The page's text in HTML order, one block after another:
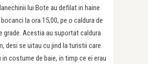
lui Bote au defilat in haine
la ora 15,00, pe o caldura de
grade. Acestia au suportat caldura
desi se uitau cu jind la turistii care
in costume de baie, in timp ce ei erau